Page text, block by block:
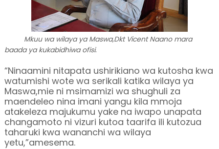
Mkuu wa wilaya ya Maswa,Dkt Vicent Naano mara
baada ya kukabidhiwa ofisi.
“Ninaamini nitapata ushirikiano wa kutosha kwa
watumishi wote wa serikali katika wilaya ya
Maswa,mie ni msimamizi wa shughuli za
maendeleo nina imani yangu kila mmoja
atakeleza majukumu yake na iwapo unapata
changamoto ni vizuri kutoa taarifa ili kutozua
taharuki kwa wananchi wa wilaya
yetu,”amesema.